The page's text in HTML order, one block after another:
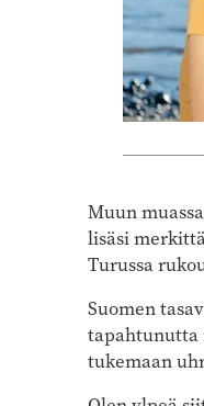
Muun
lisäsi
Turussa
Suomen
tapahtunutta
tukemaan